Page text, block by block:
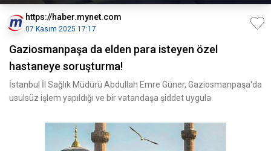
https://haber.mynet.com
07 Kasım 2025 17:17
Gaziosmanpaşa da elden para isteyen özel
hastaneye soruşturma!
İstanbul İl Sağlık Müdürü Abdullah Emre Güner, Gaziosmanpaşa'da
usulsüz işlem yapıldığı ve bir vatandaşa şiddet uygula